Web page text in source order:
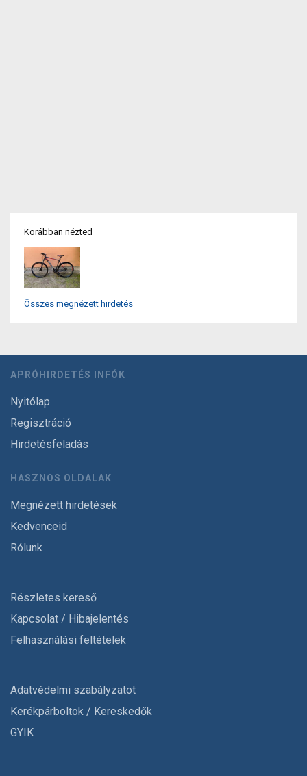
Korábban nézted
Összes megnézett hirdetés
APRÓHIRDETÉS INFÓK
Nyitólap
Regisztráció
Hirdetésfeladás
HASZNOS OLDALAK
Megnézett hirdetések
Kedvenceid
Rólunk
Részletes kereső
Kapcsolat / Hibajelentés
Felhasználási feltételek
Adatvédelmi szabályzatot
Kerékpárboltok / Kereskedők
GYIK